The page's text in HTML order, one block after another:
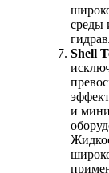
среды
Shell
и